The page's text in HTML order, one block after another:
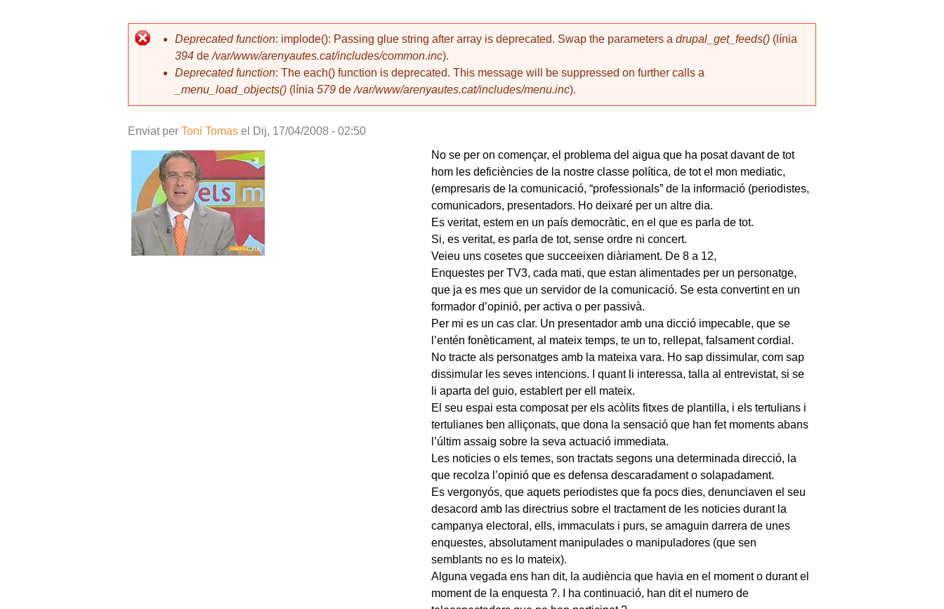
Missatge d'error
Deprecated function: implode(): Passing glue string after array is deprecated. Swap the parameters a drupal_get_feeds() (línia
394 de/var/www/arenyautes.cat/includes/common.inc).
Deprecated function: The each() function is deprecated. This message will be suppressed on further calls a
_menu_load_objects() (línia 579 de/var/www/arenyautes.cat/includes/menu.inc).
Enviat per Toni Tomas el Dij, 17/04/2008 - 02:50
_original
No se per on començar, el problema del aigua que ha posat davant de tot
hom les deficiències de la nostre classe política, de tot el mon mediatic,
(empresaris de la comunicació, “professionals” de la informació (periodistes,
comunicadors, presentadors. Ho deixaré per un altre dia.
Es veritat, estem en un país democràtic, en el que es parla de tot.
Si, es veritat, es parla de tot, sense ordre ni concert.
Veieu uns cosetes que succeeixen diàriament. De 8 a 12,
Enquestes per TV3, cada mati, que estan alimentades per un personatge,
que ja es mes que un servidor de la comunicació. Se esta convertint en un
formador d’opinió, per activa o per passivà.
Per mi es un cas clar. Un presentador amb una dicció impecable, que se
l’entén fonèticament, al mateix temps, te un to, rellepat, falsament cordial.
No tracte als personatges amb la mateixa vara. Ho sap dissimular, com sap
dissimular les seves intencions. I quant li interessa, talla al entrevistat, si se
li aparta del guio, establert per ell mateix.
El seu espai esta composat per els acòlits fitxes de plantilla, i els tertulians i
tertulianes ben alliçonats, que dona la sensació que han fet moments abans
l’últim assaig sobre la seva actuació immediata.
Les noticies o els temes, son tractats segons una determinada direcció, la
que recolza l’opinió que es defensa descaradament o solapadament.
Es vergonyós, que aquets periodistes que fa pocs dies, denunciaven el seu
desacord amb las directrius sobre el tractament de les noticies durant la
campanya electoral, ells, immaculats i purs, se amaguin darrera de unes
enquestes, absolutament manipulades o manipuladores (que sen
semblants no es lo mateix).
Alguna vegada ens han dit, la audiència que havia en el moment o durant el
moment de la enquesta ?. I ha continuació, han dit el numero de